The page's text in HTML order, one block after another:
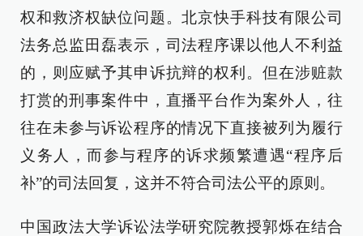
权和救济权缺位问题。北京快手科技有限公司
法务总监田磊表示，司法程序课以他人不利益
的，则应赋予其申诉抗辩的权利。但在涉赃款
打赏的刑事案件中，直播平台作为案外人，往
往在未参与诉讼程序的情况下直接被列为履行
义务人，而参与程序的诉求频繁遭遇“程序后
补”的司法回复，这并不符合司法公平的原则。
中国政法大学诉讼法学研究院教授郭烁在结合